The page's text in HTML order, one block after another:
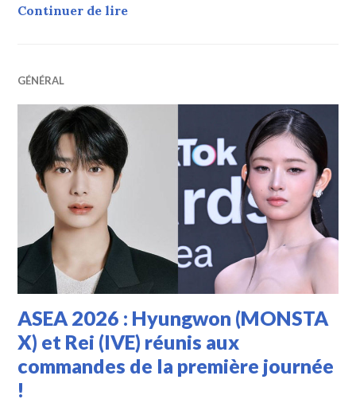
Continuer de lireASEA 2026 : la liste complète des
GÉNÉRAL
ASEA 2026 : Hyungwon (MONSTA
X) et Rei (IVE) réunis aux
commandes de la première journée
!